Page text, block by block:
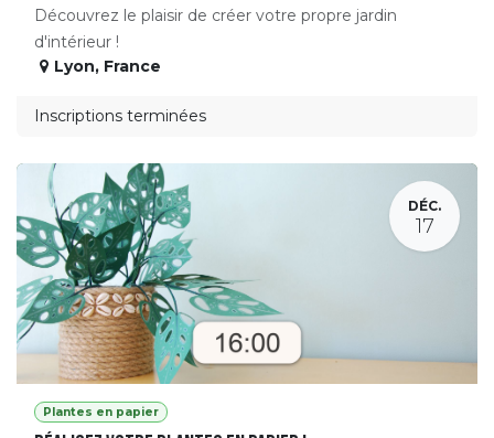
Découvrez le plaisir de créer votre propre jardin
d'intérieur !
Lyon, France
Inscriptions terminées
DÉC.
17
Plantes en papier